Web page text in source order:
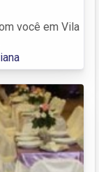
você em Vila